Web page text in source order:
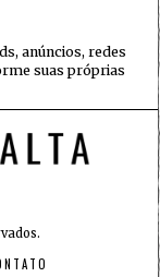
anúncios, redes
suas próprias